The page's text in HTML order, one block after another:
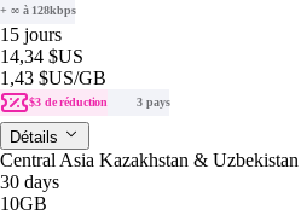
+ ∞ à 128kbps
15 jours
14,34 $US
1,43 $US/GB
$3 de réduction 3 pays
Détails
Central Asia Kazakhstan &
30 days
10GB